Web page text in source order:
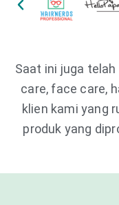
Saat ini juga
care, face care,
klien kami yang
produk yang